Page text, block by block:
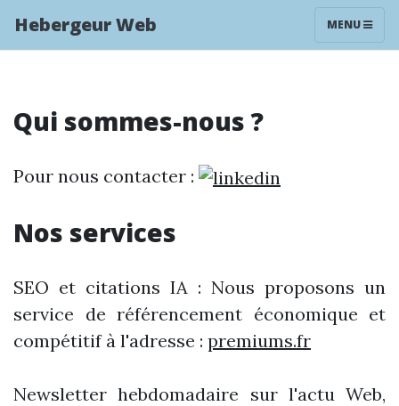
Hebergeur Web MENU
Qui sommes-nous ?
Pour nous contacter :
Nos services
SEO et citations IA : Nous proposons un
service de référencement économique et
compétitif à l'adresse : premiums.fr
Newsletter hebdomadaire sur l'actu Web,